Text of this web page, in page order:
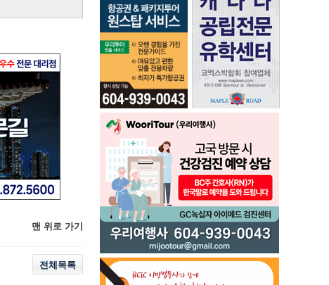
맨 위로 가기
전체목록